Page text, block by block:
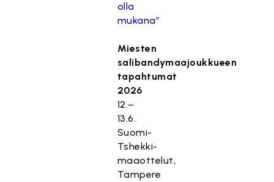
olla
mukana”
Miesten
salibandymaajoukkueen
tapahtumat
2026
12.–
13.6.
Suomi-
Tshekki-
maaottelut,
Tampere